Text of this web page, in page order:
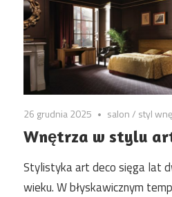
26 grudnia 2025 salon/ styl
Wnętrza w stylu
Stylistyka art deco sięga lat
wieku. W błyskawicznym